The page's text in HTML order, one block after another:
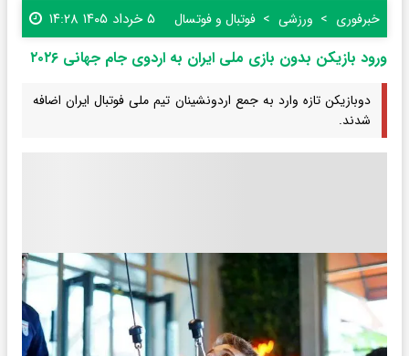
خبرفوری ورزشی فوتبال و فوتسال ۵ خرداد ۱۴۰۵ ۱۴:۲۸
ورود بازیکن بدون بازی ملی ایران به اردوی جام جهانی ۲۰۲۶
دوبازیکن تازه وارد به جمع اردونشینان تیم ملی فوتبال ایران اضافه
شدند.